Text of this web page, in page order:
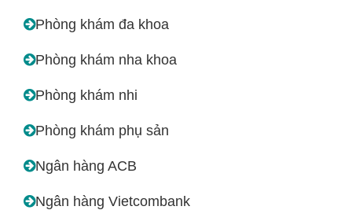
Phòng khám đa khoa
Phòng khám nha khoa
Phòng khám nhi
Phòng khám phụ sản
Ngân hàng ACB
Ngân hàng Vietcombank